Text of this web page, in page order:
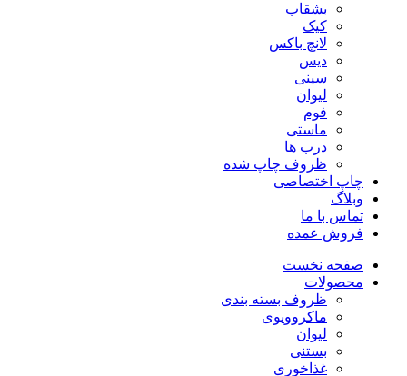
بشقاب
کیک
لانچ باکس
دیس
سینی
لیوان
فوم
ماستی
درب ها
ظروف چاپ شده
چاپ اختصاصی
وبلاگ
تماس با ما
فروش عمده
صفحه نخست
محصولات
ظروف بسته بندی
ماکروویوی
لیوان
بستنی
غذاخوری